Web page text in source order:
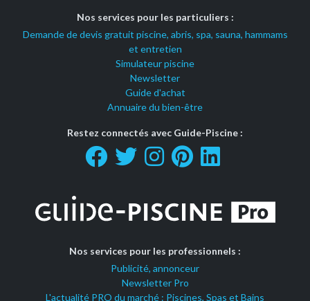
Nos services pour les particuliers :
Demande de devis gratuit piscine, abris, spa, sauna, hammams
et entretien
Simulateur piscine
Newsletter
Guide d'achat
Annuaire du bien-être
Restez connectés avec Guide-Piscine :
Nos services pour les professionnels :
Publicité, annonceur
Newsletter Pro
L'actualité PRO du marché : Piscines, Spas et Bains